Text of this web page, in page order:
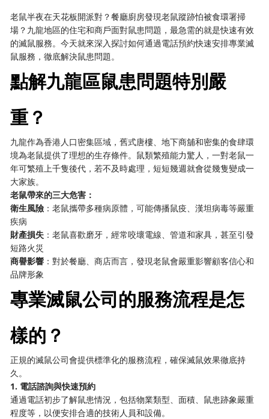
老鼠半夜在天花板開派對？餐廳廚房發現老鼠蹤跡怕被食環署掃
場？九龍地區的住宅和商戶面對鼠患問題，最急需的就是快速有效
的滅鼠服務。今天就來深入探討如何通過電話預約快速安排專業滅
鼠服務，徹底解決鼠患問題。
點解九龍區鼠患問題特別嚴
重？
九龍作為香港人口密集區域，舊式唐樓、地下商舖和密集的食肆環
境為老鼠提供了理想的生存條件。鼠類繁殖能力驚人，一對老鼠一
年可繁殖上千隻後代，若不及時處理，短短幾週就會從幾隻變成一
大家族。
老鼠帶來的三大危害：
衛生風險 ：老鼠攜帶多種病原體，可能傳播鼠疫、漢坦病毒等嚴重
疾病
財產損失 ：老鼠喜歡磨牙，經常咬壞電線、管道和家具，甚至引發
短路火災
商譽影響 ：對於餐廳、商店而言，發現老鼠會嚴重影響顧客信心和
品牌形象
專業滅鼠公司的服務流程是怎
樣的？
正規的滅鼠公司會提供標準化的服務流程，確保滅鼠效果徹底持
久。
1. 電話諮詢與快速預約
通過電話初步了解鼠患情況，包括物業類型、面積、鼠患跡象嚴重
程度等，以便安排合適的技術人員和設備。